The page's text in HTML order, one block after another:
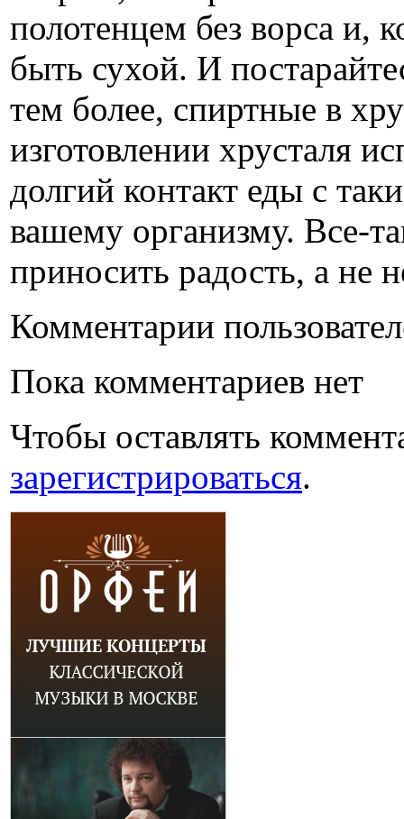
полотенцем без ворса и,
быть сухой. И
тем более, спиртные в
изготовлении хрусталя
долгий контакт еды с
вашему организму. Все-
приносить радость, а не
Комментарии
Пока комментариев нет
Чтобы оставлять
зарегистрироваться.